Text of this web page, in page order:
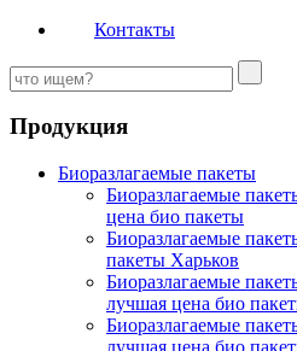
Контакты
Продукция
Биоразлагаемые пакеты
Биоразлагаемые
цена био пакеты
Биоразлагаемые
пакеты Харьков
Биоразлагаемые
лучшая цена био
Биоразлагаемые
лучшая цена био